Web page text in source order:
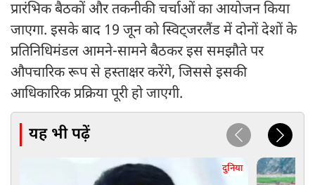
प्रारंभिक बैठकों और तकनीकी चर्चाओं का आयोजन किया
जाएगा. इसके बाद 19 जून को स्विट्जरलैंड में दोनों देशों के
प्रतिनिधिमंडल आमने-सामने बैठकर इस समझौते पर
औपचारिक रूप से हस्ताक्षर करेंगे, जिससे इसकी
आधिकारिक प्रक्रिया पूरी हो जाएगी.
यह भी पढ़ें
दुनिया